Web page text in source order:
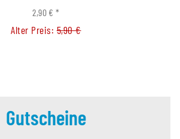
2,90 €*
Alter Preis:5,90 €
Gutscheine